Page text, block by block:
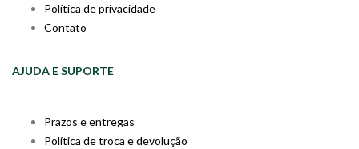
Política de privacidade
Contato
AJUDA E SUPORTE
Prazos e entregas
Política de troca e devolução